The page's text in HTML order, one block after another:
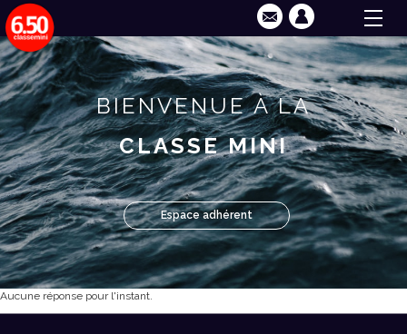
BIENVENUE À LA
CLASSE MINI
Espace adhérent
Aucune réponse pour l'instant.